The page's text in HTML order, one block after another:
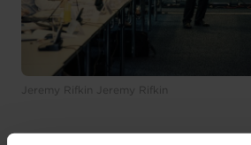
Jeremy Rifkin Jeremy Rifkin